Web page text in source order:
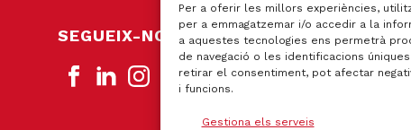
Per a oferir les millors experiències,
per a emmagatzemar i/o accedir a la
a aquestes tecnologies ens permetrà
de navegació o les identificacions
retirar el consentiment, pot afectar
i funcions.
Gestiona els serveis
SEGUEIX-NOS